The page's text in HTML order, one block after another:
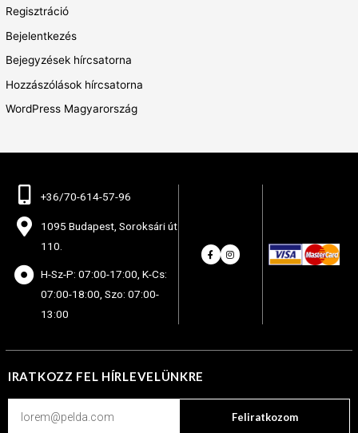
Regisztráció
Bejelentkezés
Bejegyzések hírcsatorna
Hozzászólások hírcsatorna
WordPress Magyarország
+36/70-614-57-96
1095 Budapest, Soroksári út
110.
H-Sz-P: 07:00-17:00, K-Cs:
07:00-18:00, Szo: 07:00-
13:00
IRATKOZZ FEL HÍRLEVELÜNKRE
Feliratkozom